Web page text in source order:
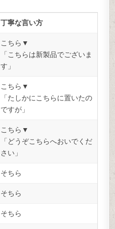
丁寧な言い方
こちら▼
「こちらは新製品でございま
す」
こちら▼
「たしかにこちらに置いたの
ですが」
こちら▼
「どうぞこちらへおいでくだ
さい」
そちら
そちら
そちら